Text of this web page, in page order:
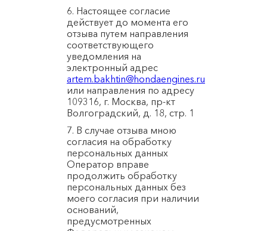
6. Настоящее согласие
действует до момента его
отзыва путем направления
соответствующего
уведомления на
электронный адрес
artem.bakhtin@hondaengines.ru
или направления по адресу
109316, г. Москва, пр-кт
Волгоградский, д. 18, стр. 1
7. В случае отзыва мною
согласия на обработку
персональных данных
Оператор вправе
продолжить обработку
персональных данных без
моего согласия при наличии
оснований,
предусмотренных